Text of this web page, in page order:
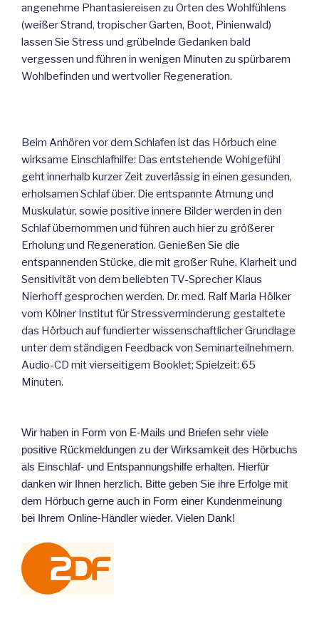
angenehme Phantasiereisen zu Orten des Wohlfühlens
(weißer Strand, tropischer Garten, Boot, Pinienwald)
lassen Sie Stress und grübelnde Gedanken bald
vergessen und führen in wenigen Minuten zu spürbarem
Wohlbefinden und wertvoller Regeneration.
Beim Anhören vor dem Schlafen ist das Hörbuch eine
wirksame Einschlafhilfe: Das entstehende Wohlgefühl
geht innerhalb kurzer Zeit zuverlässig in einen gesunden,
erholsamen Schlaf über. Die entspannte Atmung und
Muskulatur, sowie positive innere Bilder werden in den
Schlaf übernommen und führen auch hier zu größerer
Erholung und Regeneration. Genießen Sie die
entspannenden Stücke, die mit großer Ruhe, Klarheit und
Sensitivität von dem beliebten TV-Sprecher Klaus
Nierhoff gesprochen werden. Dr. med. Ralf Maria Hölker
vom Kölner Institut für Stressverminderung gestaltete
das Hörbuch auf fundierter wissenschaftlicher Grundlage
unter dem ständigen Feedback von Seminarteilnehmern.
Audio-CD mit vierseitigem Booklet; Spielzeit: 65
Minuten.
Wir haben in Form von E-Mails und Briefen sehr viele
positive Rückmeldungen zu der Wirksamkeit des Hörbuchs
als Einschlaf- und Entspannungshilfe erhalten. Hierfür
danken wir Ihnen herzlich. Bitte geben Sie ihre Erfolge mit
dem Hörbuch gerne auch in Form einer Kundenmeinung
bei Ihrem Online-Händler wieder. Vielen Dank!